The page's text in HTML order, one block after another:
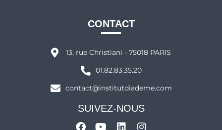
CONTACT
13, rue Christiani - 75018 PARIS
01.82.83.35.20
contact@institutdiademe.com
SUIVEZ-NOUS